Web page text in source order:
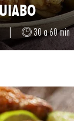
30 a 60 min